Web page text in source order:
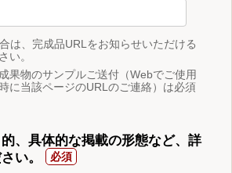
は、完成品URLをお知らせいただける
い。
果物のサンプルご送付（Webでご使用
に当該ページのURLのご連絡）は必須
、具体的な掲載の形態など、詳
い。